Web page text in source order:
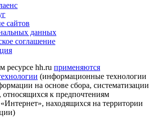
сайтов
данных
соглашение
ресурсе hh.ru применяются
(информационные технологии
на основе сбора, систематизации
относящихся к предпочтениям
«Интернет», находящихся на территории